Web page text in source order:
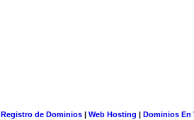
Registro de Dominios| Web Hosting | Dominios En